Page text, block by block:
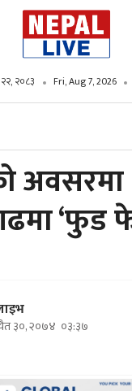
२०८३ Fri, Aug 7, 2026
अवसरमा
‘फुड
३०, २०७४ ०३:३७